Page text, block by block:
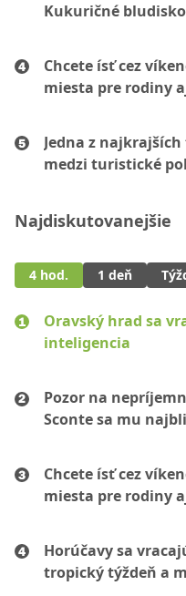
Kukuričné
Chcete ísť cez
miesta pre rodiny
Jedna z
medzi turistické
Najdiskutovanejšie
4 hod. 1 deň
Oravský hrad sa
inteligencia
Pozor na
Sconte sa mu
Chcete ísť cez
miesta pre rodiny
Horúčavy sa
tropický týždeň a